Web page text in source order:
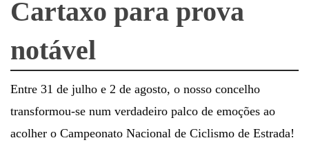
Cartaxo para prova
notável
Entre 31 de julho e 2 de agosto, o nosso concelho
transformou-se num verdadeiro palco de emoções ao
acolher o Campeonato Nacional de Ciclismo de Estrada!